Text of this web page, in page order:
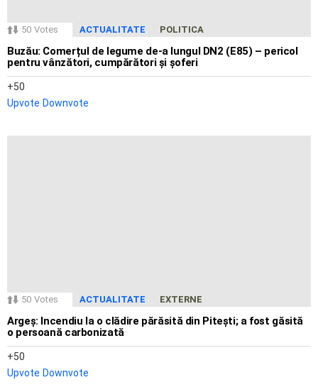
50 Votes ACTUALITATE POLITICA
Buzău: Comerțul de legume de-a lungul DN2 (E85) – pericol
pentru vânzători, cumpărători și șoferi
50
Upvote Downvote
50 Votes ACTUALITATE EXTERNE
Argeș: Incendiu la o clădire părăsită din Pitești; a fost găsită
o persoană carbonizată
50
Upvote Downvote